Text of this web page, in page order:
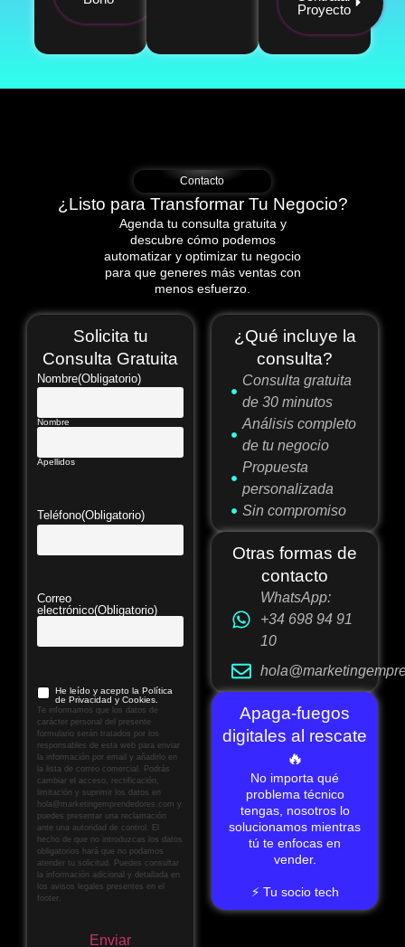
Proyecto
Contacto
¿Listo para Transformar Tu Negocio?
Agenda tu consulta gratuita y
descubre cómo podemos
automatizar y optimizar tu negocio
para que generes más ventas con
menos esfuerzo.
Solicita tu
Consulta Gratuita
Nombre(Obligatorio)
Nombre
Apellidos
Teléfono(Obligatorio)
Correo
electrónico(Obligatorio)
He leído y acepto la Política
de Privacidad y Cookies.
Te informamos que los datos de
carácter personal del presente
formulario serán tratados por los
responsables de esta web para enviar
la información por email y añadirlo en
la lista de correo comercial. Podrás
cambiar el acceso, rectificación,
limitación y suprimir los datos en
hola@marketingemprendedores.com y
puedes presentar una reclamación
ante una autoridad de control. El
hecho de que no introduzcas los datos
obligatorios hará que no podamos
atender tu solicitud. Puedes consultar
la información adicional y detallada en
los avisos legales presentes en el
footer.
¿Qué incluye la
consulta?
Consulta gratuita
de 30 minutos
Análisis completo
de tu negocio
Propuesta
personalizada
Sin compromiso
Otras formas de
contacto
WhatsApp:
+34 698 94 91
10
Apaga-fuegos
digitales al rescate
🔥
No importa qué
problema técnico
tengas, nosotros lo
solucionamos mientras
tú te enfocas en
vender.
⚡ Tu socio tech